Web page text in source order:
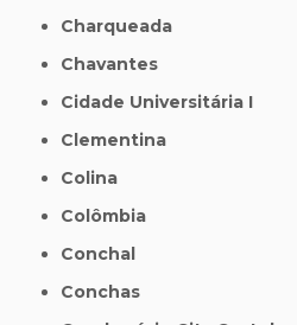
Charqueada
Chavantes
Cidade Universitária I
Clementina
Colina
Colômbia
Conchal
Conchas